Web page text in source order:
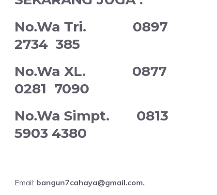
No.Wa Tri. 0897
2734 385
No.Wa XL. 0877
0281 7090
No.Wa Simpt. 0813
5903 4380
Email: bangun7cahaya@gmail.com.